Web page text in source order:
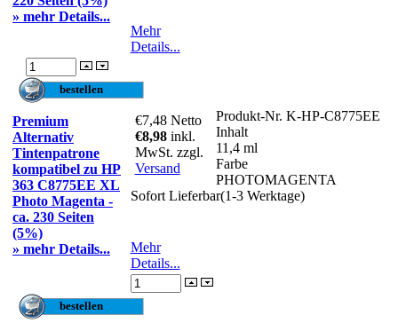
» mehr Details...
Mehr
Details...
Premium
Alternativ
Tintenpatrone
kompatibel zu HP
363 C8775EE XL
Photo Magenta -
ca. 230 Seiten
(5%)
» mehr Details...
€7,48 Netto
€8,98 inkl.
MwSt. zzgl.
Versand
Produkt-Nr. K-HP-C8775EE
Inhalt
11,4 ml
Farbe
PHOTOMAGENTA
Sofort Lieferbar(1-3 Werktage)
Mehr
Details...